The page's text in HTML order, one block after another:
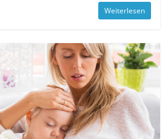
Weiterlesen